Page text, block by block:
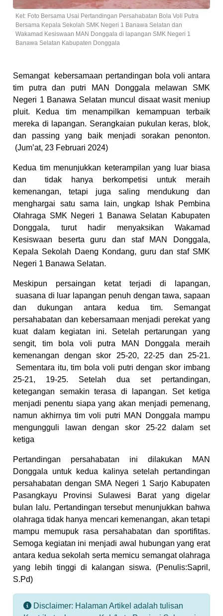
Ket: Foto Bersama Usai Pertandingan Persahabatan Bola Voli Putra
Bersama Kepala Sekolah SMK Negeri 1 Banawa Selatan dan
Wakamad Kesiswaan MAN Donggala di lapangan SMK Negeri 1
Banawa Selatan Kabupaten Donggala
Semangat kebersamaan pertandingan bola voli antara
tim putra dan putri MAN Donggala melawan SMK
Negeri 1 Banawa Selatan muncul disaat wasit meniup
pluit. Kedua tim menampilkan kemampuan terbaik
mereka di lapangan. Serangkaian pukulan keras, blok,
dan passing yang baik menjadi sorakan penonton.
(Jum’at, 23 Februari 2024)
Kedua tim menunjukkan keterampilan yang luar biasa
dan tidak hanya berkompetisi untuk meraih
kemenangan, tetapi juga saling mendukung dan
menghargai satu sama lain, ungkap Ishak Pembina
Olahraga SMK Negeri 1 Banawa Selatan Kabupaten
Donggala, turut hadir menyaksikan Wakamad
Kesiswaan beserta guru dan staf MAN Donggala,
Kepala Sekolah Daeng Kondang, guru dan staf SMK
Negeri 1 Banawa Selatan.
Meskipun persaingan ketat terjadi di lapangan,
suasana di luar lapangan penuh dengan tawa, sapaan
dan dukungan antara kedua tim. Semangat
persahabatan dan kebersamaan menjadi perekat yang
kuat dalam kegiatan ini. Setelah pertarungan yang
sengit, tim bola voli putra MAN Donggala meraih
kemenangan dengan skor 25-20, 22-25 dan 25-21.
Sementara itu, tim bola voli putri dengan skor imbang
25-21, 19-25. Setelah dua set pertandingan,
ketegangan semakin terasa di lapangan. Set ketiga
menjadi penentu siapa yang akan menjadi pemenang,
namun akhirnya tim voli putri MAN Donggala mampu
mengungguli lawan dengan skor 25-22 dalam set
ketiga
Pertandingan persahabatan ini dilakukan MAN
Donggala untuk kedua kalinya setelah pertandingan
persahabatan dengan SMA Negeri 1 Sarjo Kabupaten
Pasangkayu Provinsi Sulawesi Barat yang digelar
bulan lalu. Pertandingan tersebut menunjukkan bahwa
olahraga tidak hanya mencari kemenangan, akan tetapi
mampu memupuk rasa persahabatan dan sportifitas.
Semoga kegiatan ini menjadi awal hubungan yang erat
antara kedua sekolah serta memicu semangat olahraga
yang lebih tinggi di kalangan siswa. (Penulis:Sapril,
S.Pd)
Disclaimer: Halaman Artikel adalah tulisan